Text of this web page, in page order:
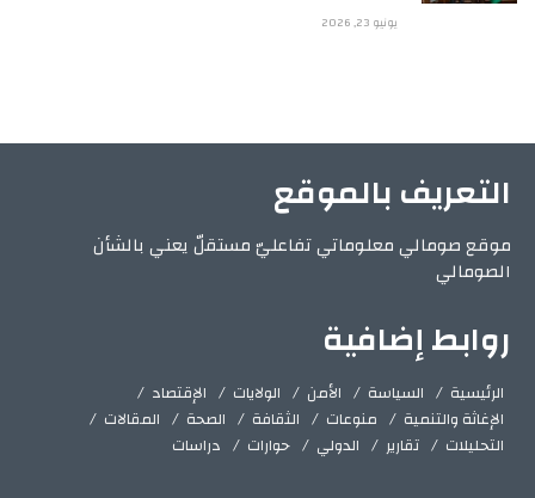
يونيو 23, 2026
التعريف بالموقع
موقع صومالي معلوماتي تفاعليّ مستقلّ يعني بالشأن
الصومالي
روابط إضافية
الرئيسية السياسة الأمن الولايات
الإقتصاد
الإغاثة والتنمية
منوعات الثقافة الصحة
المقالات
التحليلات
تقارير الدولي حوارات دراسات